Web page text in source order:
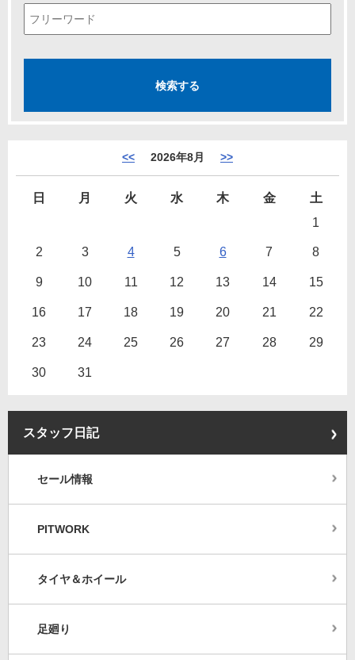
<< 2026年8月 >>
日 月 火 水 木 金
土
1
2 3 4 5 6 7 8
9 10 11 12 13 14 15
16 17 18 19 20 21 22
23 24 25 26 27 28 29
30 31
スタッフ日記
セール情報
PITWORK
タイヤ＆ホイール
足廻り